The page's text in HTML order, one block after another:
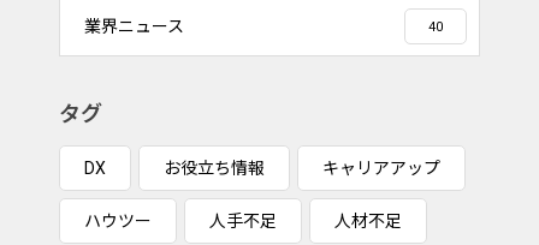
業界ニュース 40
タグ
DX お役立ち情報 キャリアアップ
ハウツー 人手不足 人材不足